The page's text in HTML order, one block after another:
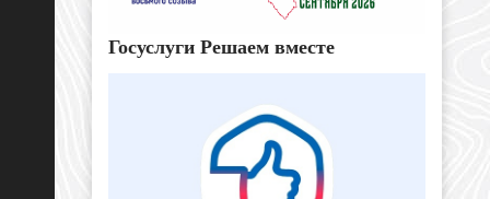
Госуслуги Решаем вместе